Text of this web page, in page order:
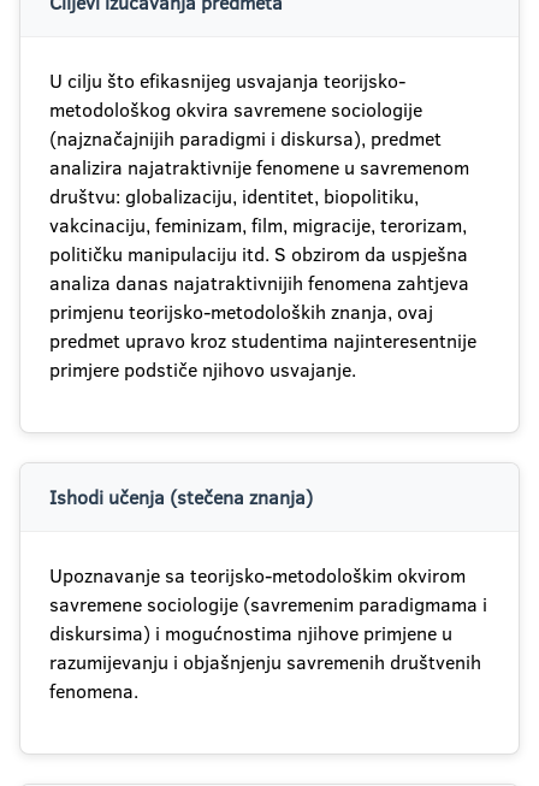
U cilju što efikasnijeg usvajanja teorijsko-
metodološkog okvira savremene sociologije
(najznačajnijih paradigmi i diskursa), predmet
analizira najatraktivnije fenomene u savremenom
društvu: globalizaciju, identitet, biopolitiku,
vakcinaciju, feminizam, film, migracije, terorizam,
političku manipulaciju itd. S obzirom da uspješna
analiza danas najatraktivnijih fenomena zahtjeva
primjenu teorijsko-metodoloških znanja, ovaj
predmet upravo kroz studentima najinteresentnije
primjere podstiče njihovo usvajanje.
Ishodi učenja (stečena znanja)
Upoznavanje sa teorijsko-metodološkim okvirom
savremene sociologije (savremenim paradigmama i
diskursima) i mogućnostima njihove primjene u
razumijevanju i objašnjenju savremenih društvenih
fenomena.